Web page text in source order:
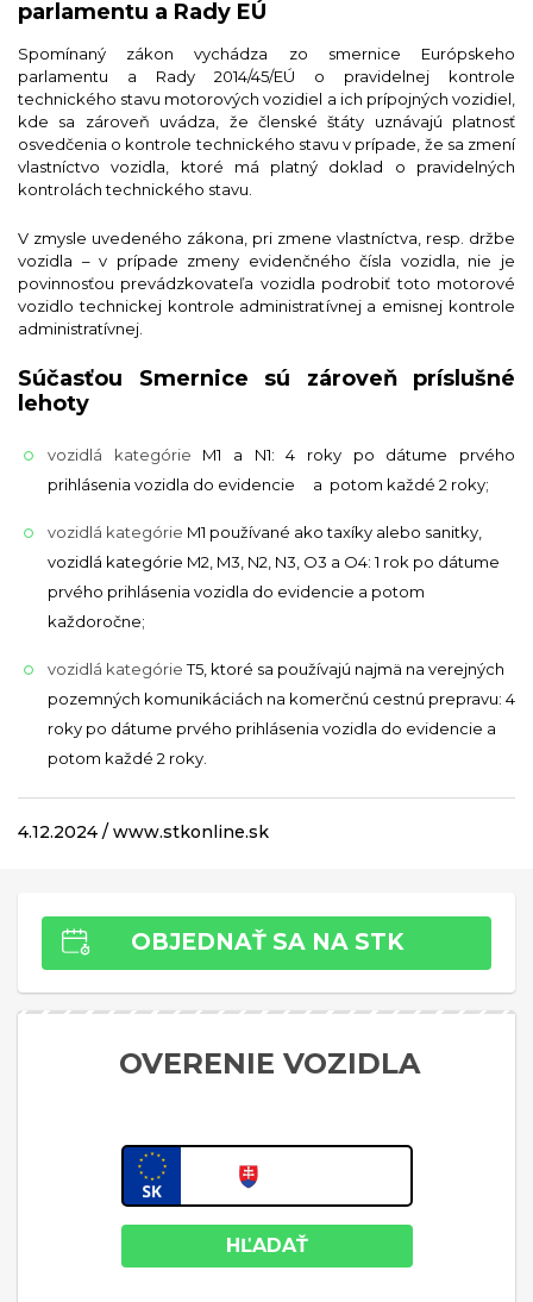
parlamentu a Rady EÚ
Spomínaný zákon vychádza zo smernice Európskeho
parlamentu a Rady 2014/45/EÚ o pravidelnej kontrole
technického stavu motorových vozidiel a ich prípojných vozidiel,
kde sa zároveň uvádza, že členské štáty uznávajú platnosť
osvedčenia o kontrole technického stavu v prípade, že sa zmení
vlastníctvo vozidla, ktoré má platný doklad o pravidelných
kontrolách technického stavu.
V zmysle uvedeného zákona, pri zmene vlastníctva, resp. držbe
vozidla – v prípade zmeny evidenčného čísla vozidla, nie je
povinnosťou prevádzkovateľa vozidla podrobiť toto motorové
vozidlo technickej kontrole administratívnej a emisnej kontrole
administratívnej.
Súčasťou Smernice sú zároveň príslušné
lehoty
vozidlá kategórie M1 a N1: 4 roky po dátume prvého
prihlásenia vozidla do evidencie a potom každé 2 roky;
vozidlá kategórie M1 používané ako taxíky alebo sanitky,
vozidlá kategórie M2, M3, N2, N3, O3 a O4: 1 rok po dátume
prvého prihlásenia vozidla do evidencie a potom
každoročne;
vozidlá kategórieT5, ktoré sa používajú najmä na verejných
pozemných komunikáciách na komerčnú cestnú prepravu: 4
roky po dátume prvého prihlásenia vozidla do evidencie a
potom každé 2 roky.
4.12.2024 / www.stkonline.sk
OBJEDNAŤ SA NA STK
OVERENIE VOZIDLA
HĽADAŤ